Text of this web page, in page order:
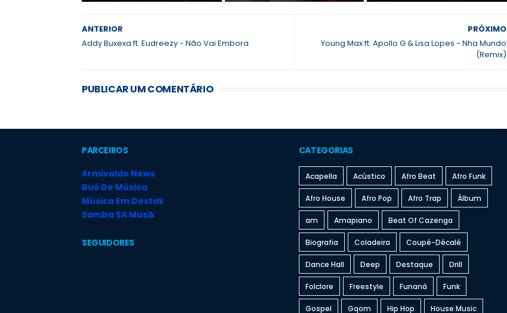
PRÓXIMO
Young Max ft. Apollo G & Lisa Lopes - Nha Mundo
(Remix)
ANTERIOR
Addy Buxexa ft. Eudreezy - Não Vai Embora
PUBLICAR UM COMENTÁRIO
PARCEIROS
Armivaldo News
Bué De Música
Música Em Destak
Samba SA Muzik
SEGUIDORES
CATEGORIAS
Acapella Acústico Afro Beat Afro Funk
Afro House Afro Pop Afro Trap Álbum
am Amapiano Beat Of Cazenga
Biografia Coladeira Coupé-Décalé
Dance Hall Deep Destaque Drill
Folclore Freestyle Funaná Funk
Gospel Gqom Hip Hop House Music